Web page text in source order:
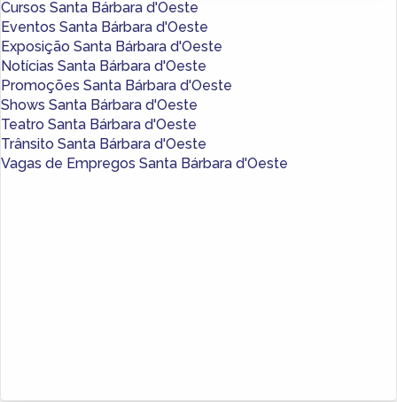
Cursos Santa Bárbara d'Oeste
Eventos Santa Bárbara d'Oeste
Exposição Santa Bárbara d'Oeste
Notícias Santa Bárbara d'Oeste
Promoções Santa Bárbara d'Oeste
Shows Santa Bárbara d'Oeste
Teatro Santa Bárbara d'Oeste
Trânsito Santa Bárbara d'Oeste
Vagas de Empregos Santa Bárbara d'Oeste